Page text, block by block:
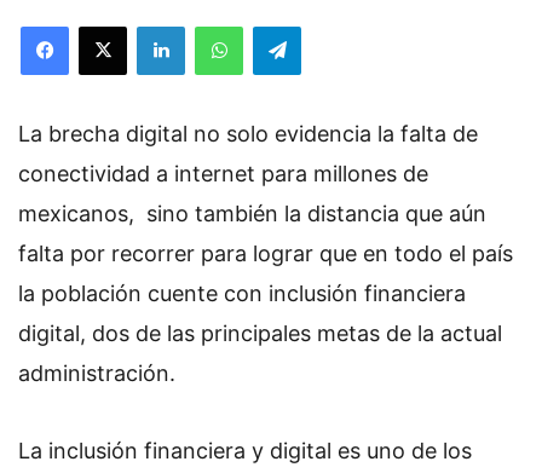
La brecha digital no solo evidencia la falta de
conectividad a internet para millones de
mexicanos, sino también la distancia que aún
falta por recorrer para lograr que en todo el país
la población cuente con inclusión financiera
digital, dos de las principales metas de la actual
administración.
La inclusión financiera y digital es uno de los